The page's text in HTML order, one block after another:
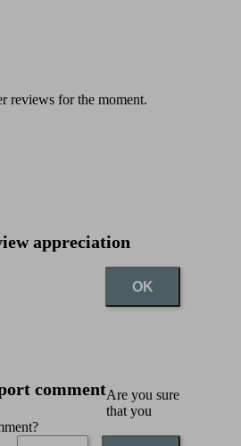
reviews for the moment.
appreciation
OK
commentAre you sure
that you